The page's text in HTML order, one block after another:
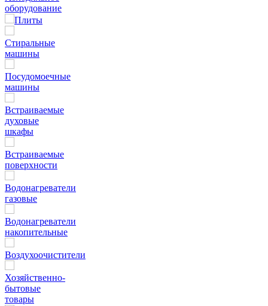
оборудование
Плиты
Стиральные
машины
Посудомоечные
машины
Встраиваемые
духовые
шкафы
Встраиваемые
поверхности
Водонагреватели
газовые
Водонагреватели
накопительные
Воздухоочистители
Хозяйственно-
бытовые
товары